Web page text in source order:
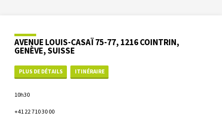
AVENUE LOUIS-CASAÏ 75-77, 1216 COINTRIN,
GENÈVE, SUISSE
PLUS DE DÉTAILS ITINÉRAIRE
10h30
+41 22 710 30 00